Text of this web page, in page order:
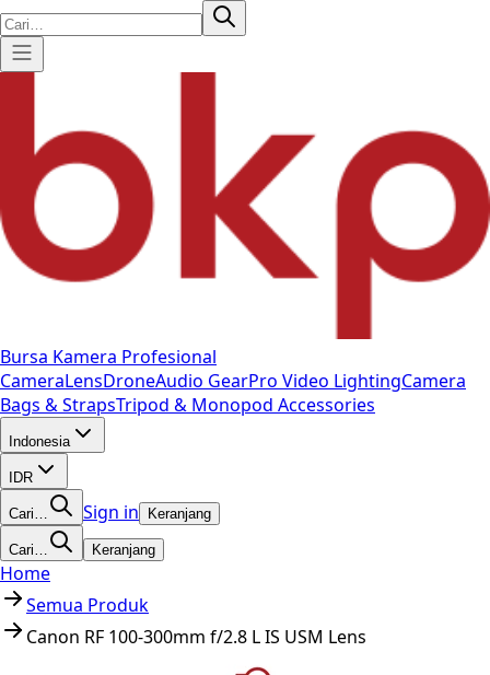
Bursa Kamera Profesional
CameraLensDroneAudio GearPro Video LightingCamera
Bags & StrapsTripod & Monopod Accessories
Indonesia
IDR
Cari… Sign in Keranjang
Cari… Keranjang
Home
Semua Produk
Canon RF 100-300mm f/2.8 L IS USM Lens